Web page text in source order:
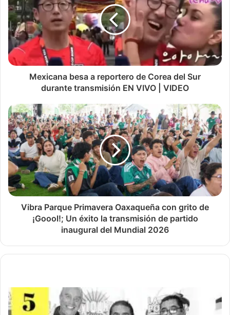
Mexicana besa a reportero de Corea del Sur
durante transmisión EN VIVO | VIDEO
Vibra Parque Primavera Oaxaqueña con grito de
¡Goool!; Un éxito la transmisión de partido
inaugural del Mundial 2026